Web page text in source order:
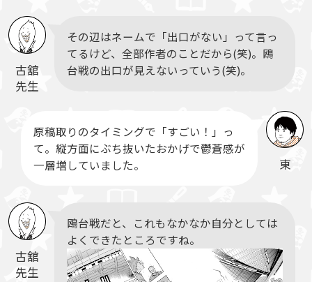
古舘
先生
その辺はネームで「出口がない」って言っ
てるけど、全部作者のことだから(笑)。鴎
台戦の出口が見えないっていう(笑)。
東
原稿取りのタイミングで「すごい！」っ
て。縦方面にぶち抜いたおかげで鬱蒼感が
一層増していました。
古舘
先生
鴎台戦だと、これもなかなか自分としては
よくできたところですね。